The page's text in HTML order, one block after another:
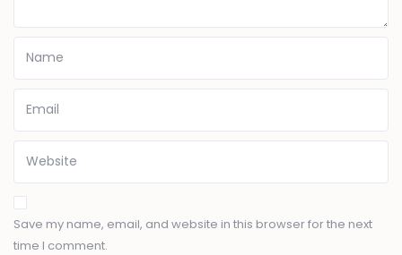
Save my name, email, and website in this browser for the next
time I comment.